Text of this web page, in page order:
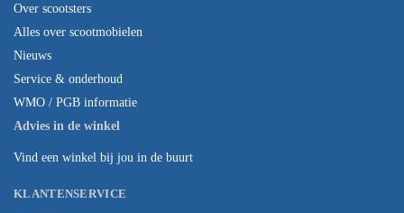
Over scootsters
Alles over scootmobielen
Nieuws
Service & onderhoud
WMO / PGB informatie
Advies in de winkel
Vind een winkel bij jou in de buurt
KLANTENSERVICE